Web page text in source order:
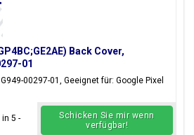
Back Cover,
01
00297-01, Geeignet für: Google Pixel
5 -
Schicken Sie mir wenn
verfügbar!